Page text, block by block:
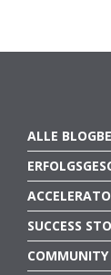
ALLE
SUCCESS
COMMUNITY